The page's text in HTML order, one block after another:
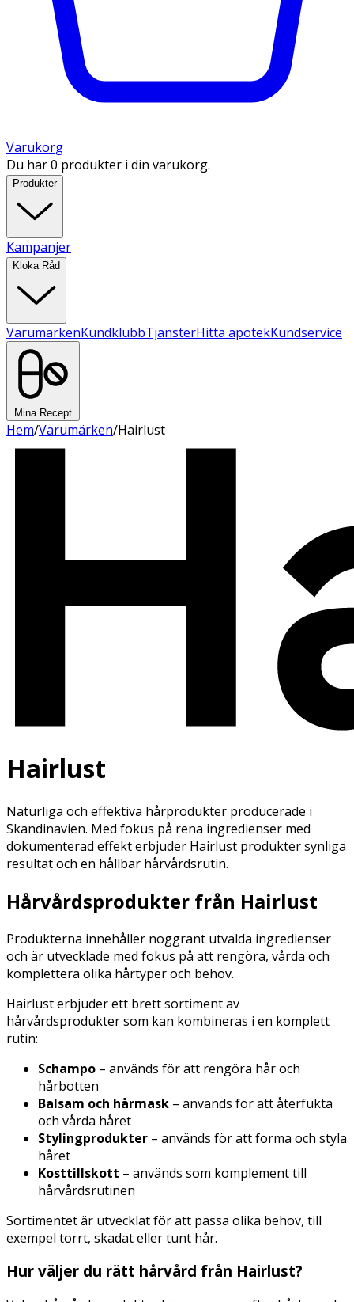
Varukorg
Du har 0 produkter i din varukorg.
Produkter
Kampanjer
Kloka Råd
VarumärkenKundklubbTjänsterHitta apotekKundservice
Mina Recept
Hem/Varumärken/Hairlust
Hairlust
Naturliga och effektiva hårprodukter producerade i
Skandinavien. Med fokus på rena ingredienser med
dokumenterad effekt erbjuder Hairlust produkter synliga
resultat och en hållbar hårvårdsrutin.
Hårvårdsprodukter från Hairlust
Produkterna innehåller noggrant utvalda ingredienser
och är utvecklade med fokus på att rengöra, vårda och
komplettera olika hårtyper och behov.
Hairlust erbjuder ett brett sortiment av
hårvårdsprodukter som kan kombineras i en komplett
rutin:
Schampo – används för att rengöra hår och
hårbotten
Balsam och hårmask – används för att återfukta
och vårda håret
Stylingprodukter – används för att forma och styla
håret
Kosttillskott – används som komplement till
hårvårdsrutinen
Sortimentet är utvecklat för att passa olika behov, till
exempel torrt, skadat eller tunt hår.
Hur väljer du rätt hårvård från Hairlust?